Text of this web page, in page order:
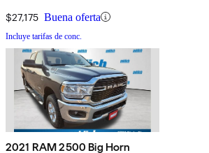
$27,175 Buena oferta
Incluye tarifas de conc.
2021 RAM 2500 Big Horn